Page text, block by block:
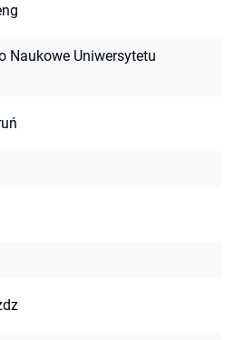
Naukowe Uniwersytetu